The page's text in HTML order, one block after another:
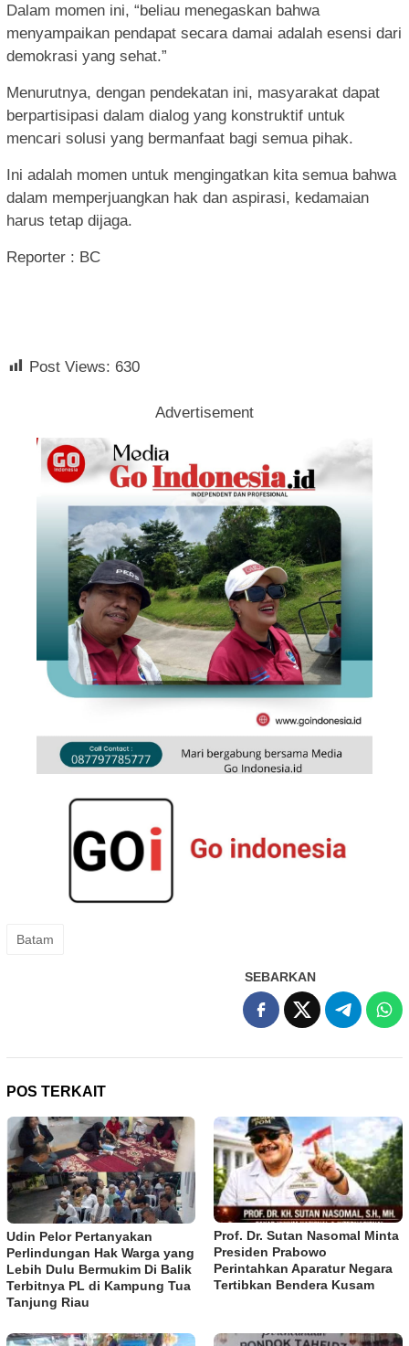
Dalam momen ini, “beliau menegaskan bahwa
menyampaikan pendapat secara damai adalah esensi dari
demokrasi yang sehat.”
Menurutnya, dengan pendekatan ini, masyarakat dapat
berpartisipasi dalam dialog yang konstruktif untuk
mencari solusi yang bermanfaat bagi semua pihak.
Ini adalah momen untuk mengingatkan kita semua bahwa
dalam memperjuangkan hak dan aspirasi, kedamaian
harus tetap dijaga.
Reporter : BC
Post Views: 630
Advertisement
Batam
SEBARKAN
POS TERKAIT
Udin Pelor Pertanyakan
Perlindungan Hak Warga yang
Lebih Dulu Bermukim Di Balik
Terbitnya PL di Kampung Tua
Tanjung Riau
Prof. Dr. Sutan Nasomal Minta
Presiden Prabowo
Perintahkan Aparatur Negara
Tertibkan Bendera Kusam